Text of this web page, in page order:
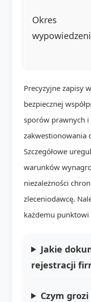
Okres
Precyzyjne zapisy
bezpiecznej
sporów prawnych
zakwestionowania
Szczegółowe
warunków
niezależności
zleceniodawcę.
każdemu
Jakie
rejestracji
Czym